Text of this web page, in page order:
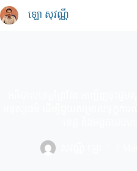
Skip
to
content
ឡោ សុវណ្ណី